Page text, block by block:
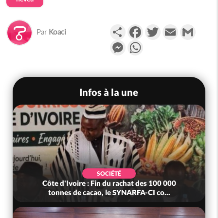
Par Koaci PartagerFacebookTwitterEmail
Messenger
Infos à la une
SOCIÉTÉ
Côte d'Ivoire : Fin du rachat des 100 000
tonnes de cacao, le SYNARFA-CI co...